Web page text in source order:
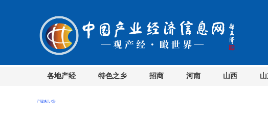
各地产经 特色之乡 招商 河南 山西